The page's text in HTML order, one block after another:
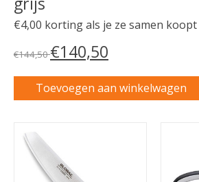
€4,00 korting als je ze samen koopt
€144,50€140,50
Toevoegen aan winkelwagen
Carrousel van gebundelde producten